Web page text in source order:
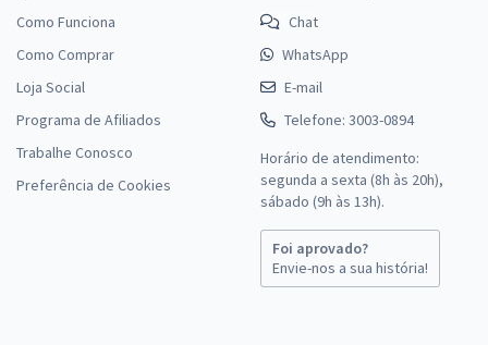
Como Funciona
Como Comprar
Loja Social
Programa de Afiliados
Trabalhe Conosco
Preferência de Cookies
Chat
WhatsApp
E-mail
Telefone: 3003-0894
Horário de atendimento:
segunda a sexta (8h às 20h),
sábado (9h às 13h).
Foi aprovado?
Envie-nos a sua história!